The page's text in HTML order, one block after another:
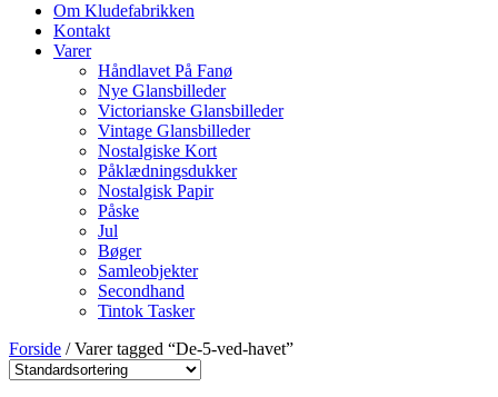
Om Kludefabrikken
Kontakt
Varer
Håndlavet På Fanø
Nye Glansbilleder
Victorianske Glansbilleder
Vintage Glansbilleder
Nostalgiske Kort
Påklædningsdukker
Nostalgisk Papir
Påske
Jul
Bøger
Samleobjekter
Secondhand
Tintok Tasker
Forside / Varer tagged “De-5-ved-havet”